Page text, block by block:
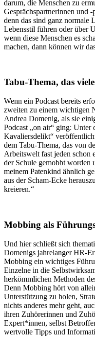
darum, die Menschen zu
Gesprächspartnerinnen und
denn das sind ganz normale
Lebensstil führen oder über
wenn diese Menschen es
machen, dann können wir
Tabu-Thema, das
Wenn ein Podcast bereits
zweiten zu einem wichtigen
Andrea Domenig, als sie
Podcast „on air“ ging:
Kavaliersdelikt“
dem Tabu-Thema, das von
Arbeitswelt fast jeden schon
der Schule gemobbt worden
meinem Patenkind ähnlich
aus der Scham-Ecke
kreieren.“
Mobbing als
Und hier schließt sich
Domenigs jahrelanger HR-
Mobbing ein wichtiges
Einzelne in die
herkömmlichen Methoden
Denn Mobbing hört von
Unterstützung zu holen,
nichts anderes mehr geht,
ihren Zuhörerinnen und
Expert*innen, selbst
wertvolle Tipps und